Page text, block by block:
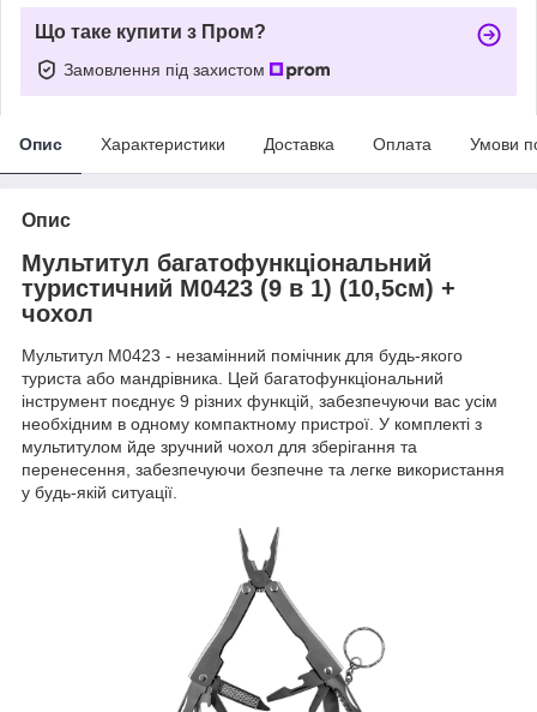
Що таке купити з Пром?
Замовлення під захистом
Опис Характеристики Доставка Оплата Умови
Опис
Мультитул багатофункціональний
туристичний М0423 (9 в 1) (10,5см) +
чохол
Мультитул М0423 - незамінний помічник для будь-якого
туриста або мандрівника. Цей багатофункціональний
інструмент поєднує 9 різних функцій, забезпечуючи вас усім
необхідним в одному компактному пристрої. У комплекті з
мультитулом йде зручний чохол для зберігання та
перенесення, забезпечуючи безпечне та легке використання
у будь-якій ситуації.